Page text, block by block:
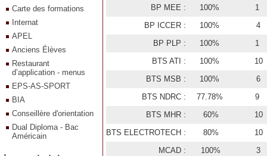
Carte des formations
Internat
APEL
Anciens Élèves
Restaurant
d’application - menus
EPS-AS-SPORT
BIA
Conseillère d'orientation
Dual Diploma - Bac
Américain
BP MEE :
100%
1
BP ICCER :
100%
4
BP PLP :
100%
1
BTS ATI :
100%
10
BTS MSB :
100%
6
BTS NDRC :
77.78%
9
BTS MHR :
60%
10
BTS ELECTROTECH :
80%
10
MCAD :
100% 3